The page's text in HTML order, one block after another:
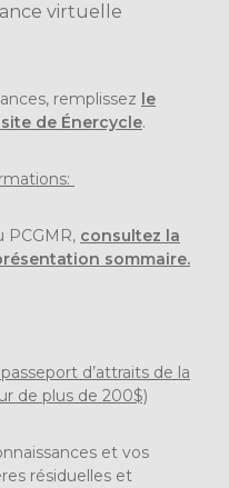
virtuelle
remplissez le
de Énercycle.
PCGMR, consultez la
sommaire.
d’attraits de la
de plus de 200$)
et vos
résiduelles et